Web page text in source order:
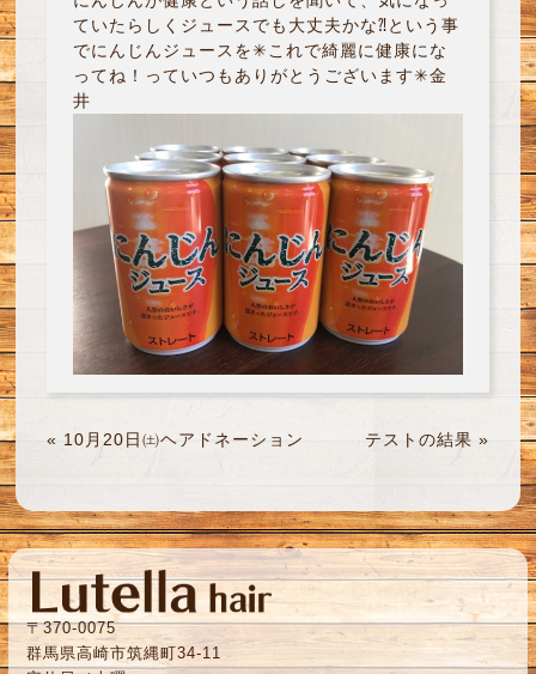
ていたらしくジュースでも大丈夫かな⁈という事
でにんじんジュースを✳︎これで綺麗に健康にな
ってね！っていつもありがとうございます✳︎金
井
« 10月20日㈯ヘアドネーション テストの結果 »
〒370-0075
群馬県高崎市筑縄町34-11